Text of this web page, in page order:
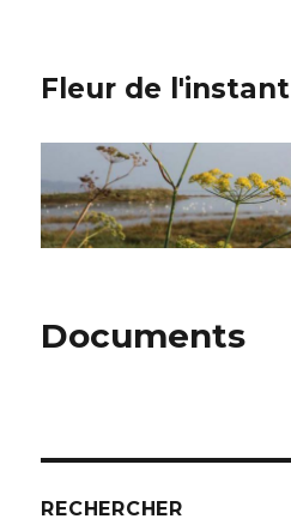
Fleur de l'instant
Documents
RECHERCHER